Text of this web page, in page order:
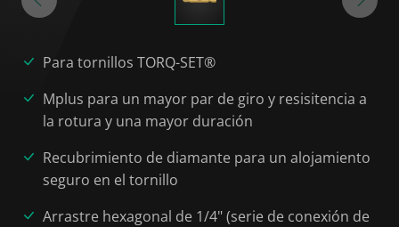
Para tornillos TORQ-SET®
Mplus para un mayor par de giro y resisitencia a
la rotura y una mayor duración
Recubrimiento de diamante para un alojamiento
seguro en el tornillo
Arrastre hexagonal de 1/4" (serie de conexión de